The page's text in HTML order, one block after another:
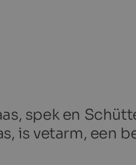
spek en
is vetarm, een